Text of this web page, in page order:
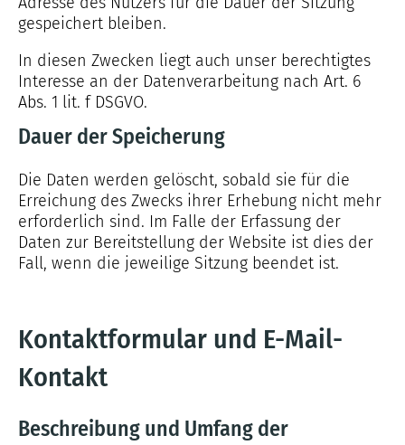
gespeichert bleiben.
In diesen Zwecken liegt auch unser berechtigtes
Interesse an der Datenverarbeitung nach Art. 6
Abs. 1 lit. f DSGVO.
Dauer der Speicherung
Die Daten werden gelöscht, sobald sie für die
Erreichung des Zwecks ihrer Erhebung nicht mehr
erforderlich sind. Im Falle der Erfassung der
Daten zur Bereitstellung der Website ist dies der
Fall, wenn die jeweilige Sitzung beendet ist.
Kontaktformular und E-Mail-
Kontakt
Beschreibung und Umfang der